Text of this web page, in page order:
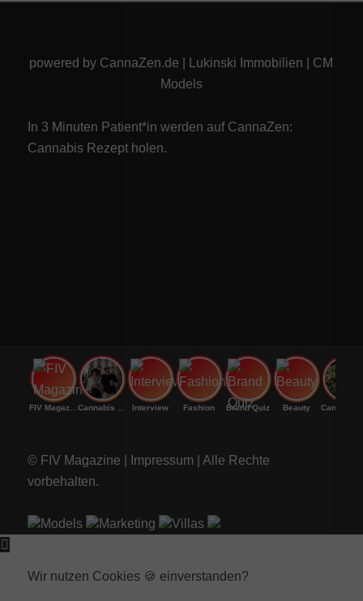
powered by CannaZen.de Lukinski Immobilien
CM
Models
In 3 Minuten Patient*in werden auf CannaZen:
Cannabis Rezeptholen.
FIV Magazine Interview Fashion Brand Quiz Beauty
© FIV Magazine | Impressum | Alle Rechte
vorbehalten.
Models Marketing Villas
Wir nutzen Cookies 🍪 einverstanden?